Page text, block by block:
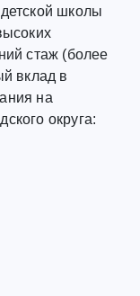
школы
стаж (более
вклад в
на
округа: